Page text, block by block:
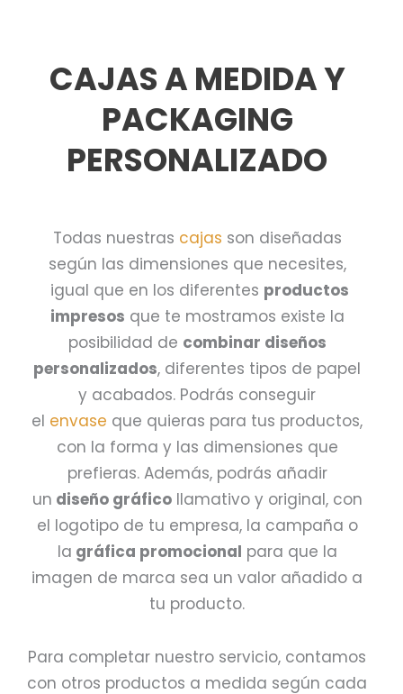
CAJAS A MEDIDA Y
PACKAGING
PERSONALIZADO
Todas nuestras cajas son diseñadas
según las dimensiones que necesites,
igual que en los diferentes productos
impresos que te mostramos existe la
posibilidad de combinar diseños
personalizados, diferentes tipos de papel
y acabados. Podrás conseguir
el envase que quieras para tus productos,
con la forma y las dimensiones que
prefieras. Además, podrás añadir
un diseño gráficollamativo y original, con
el logotipo de tu empresa, la campaña o
la gráfica promocional para que la
imagen de marca sea un valor añadido a
tu producto.
Para completar nuestro servicio, contamos
con otros productos a medida según cada